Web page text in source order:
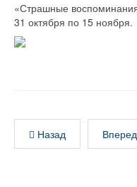
«Страшные
31 октября по 15 ноября.
Назад Вперед